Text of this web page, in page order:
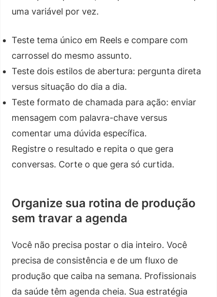
uma variável por vez.
Teste tema único em Reels e compare com
carrossel do mesmo assunto.
Teste dois estilos de abertura: pergunta direta
versus situação do dia a dia.
Teste formato de chamada para ação: enviar
mensagem com palavra-chave versus
comentar uma dúvida específica.
Registre o resultado e repita o que gera
conversas. Corte o que gera só curtida.
Organize sua rotina de produção
sem travar a agenda
Você não precisa postar o dia inteiro. Você
precisa de consistência e de um fluxo de
produção que caiba na semana. Profissionais
da saúde têm agenda cheia. Sua estratégia